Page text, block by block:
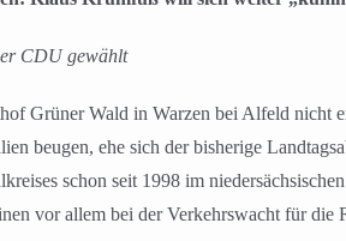
CDU gewählt
Grüner Wald in Warzen bei Alfeld nicht
beugen, ehe sich der bisherige
schon seit 1998 im
vor allem bei der Verkehrswacht für